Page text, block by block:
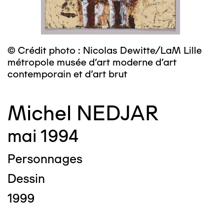
© Crédit photo : Nicolas Dewitte/LaM Lille
métropole musée d’art moderne d’art
contemporain et d’art brut
Michel NEDJAR
mai 1994
Personnages
Dessin
1999